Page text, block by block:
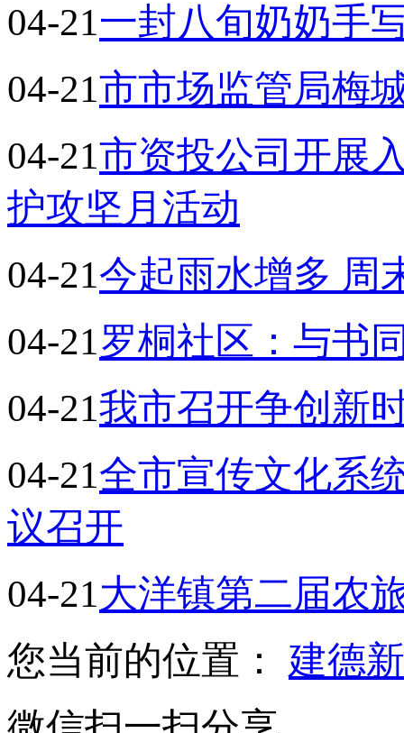
04-21一封八旬奶奶手
04-21市市场监管局梅
04-21市资投公司开展
护攻坚月活动
04-21今起雨水增多 周
04-21罗桐社区：与书
04-21我市召开争创新
04-21全市宣传文化系
议召开
04-21大洋镇第二届农
您当前的位置： 建德